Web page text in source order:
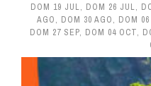
DOM 19 JUL, DOM 26 JUL,
AGO, DOM 30 AGO, DOM
DOM 27 SEP, DOM 04 OCT,